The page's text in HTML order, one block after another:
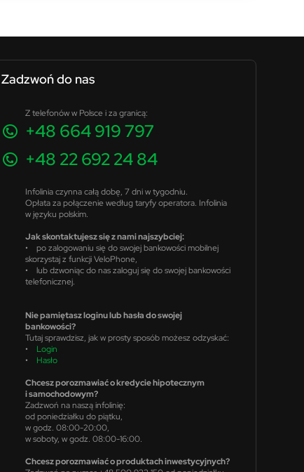
Zadzwoń do nas
Z telefonów w Polsce i za granicą:
+48 664 919 797
+48 22 692 24 84
Infolinia czynna całą dobę, 7 dni w tygodniu.
Opłata za połączenie według taryfy operatora. Infolinia
w języku polskim.
Jak skontaktujesz się z nami najszybciej:
• po zalogowaniu się do swojej bankowości mobilnej
skorzystaj z funkcji VeloPhone,
• lub dzwoniąc do nas zaloguj się do swojej bankowości
telefonicznej.
Nie pamiętasz loginu lub hasła do swojej
bankowości?
Tutaj sprawdzisz, jak w prosty sposób możesz odzyskać:
• Login
• Hasło
Chcesz porozmawiać o kredycie hipotecznym
i samochodowym?
Zadzwoń na naszą infolinię:
od poniedziałku do piątku,
w godz. 08:00-20:00,
w soboty, w godz. 08:00-16:00.
Chcesz porozmawiać o produktach inwestycyjnych?